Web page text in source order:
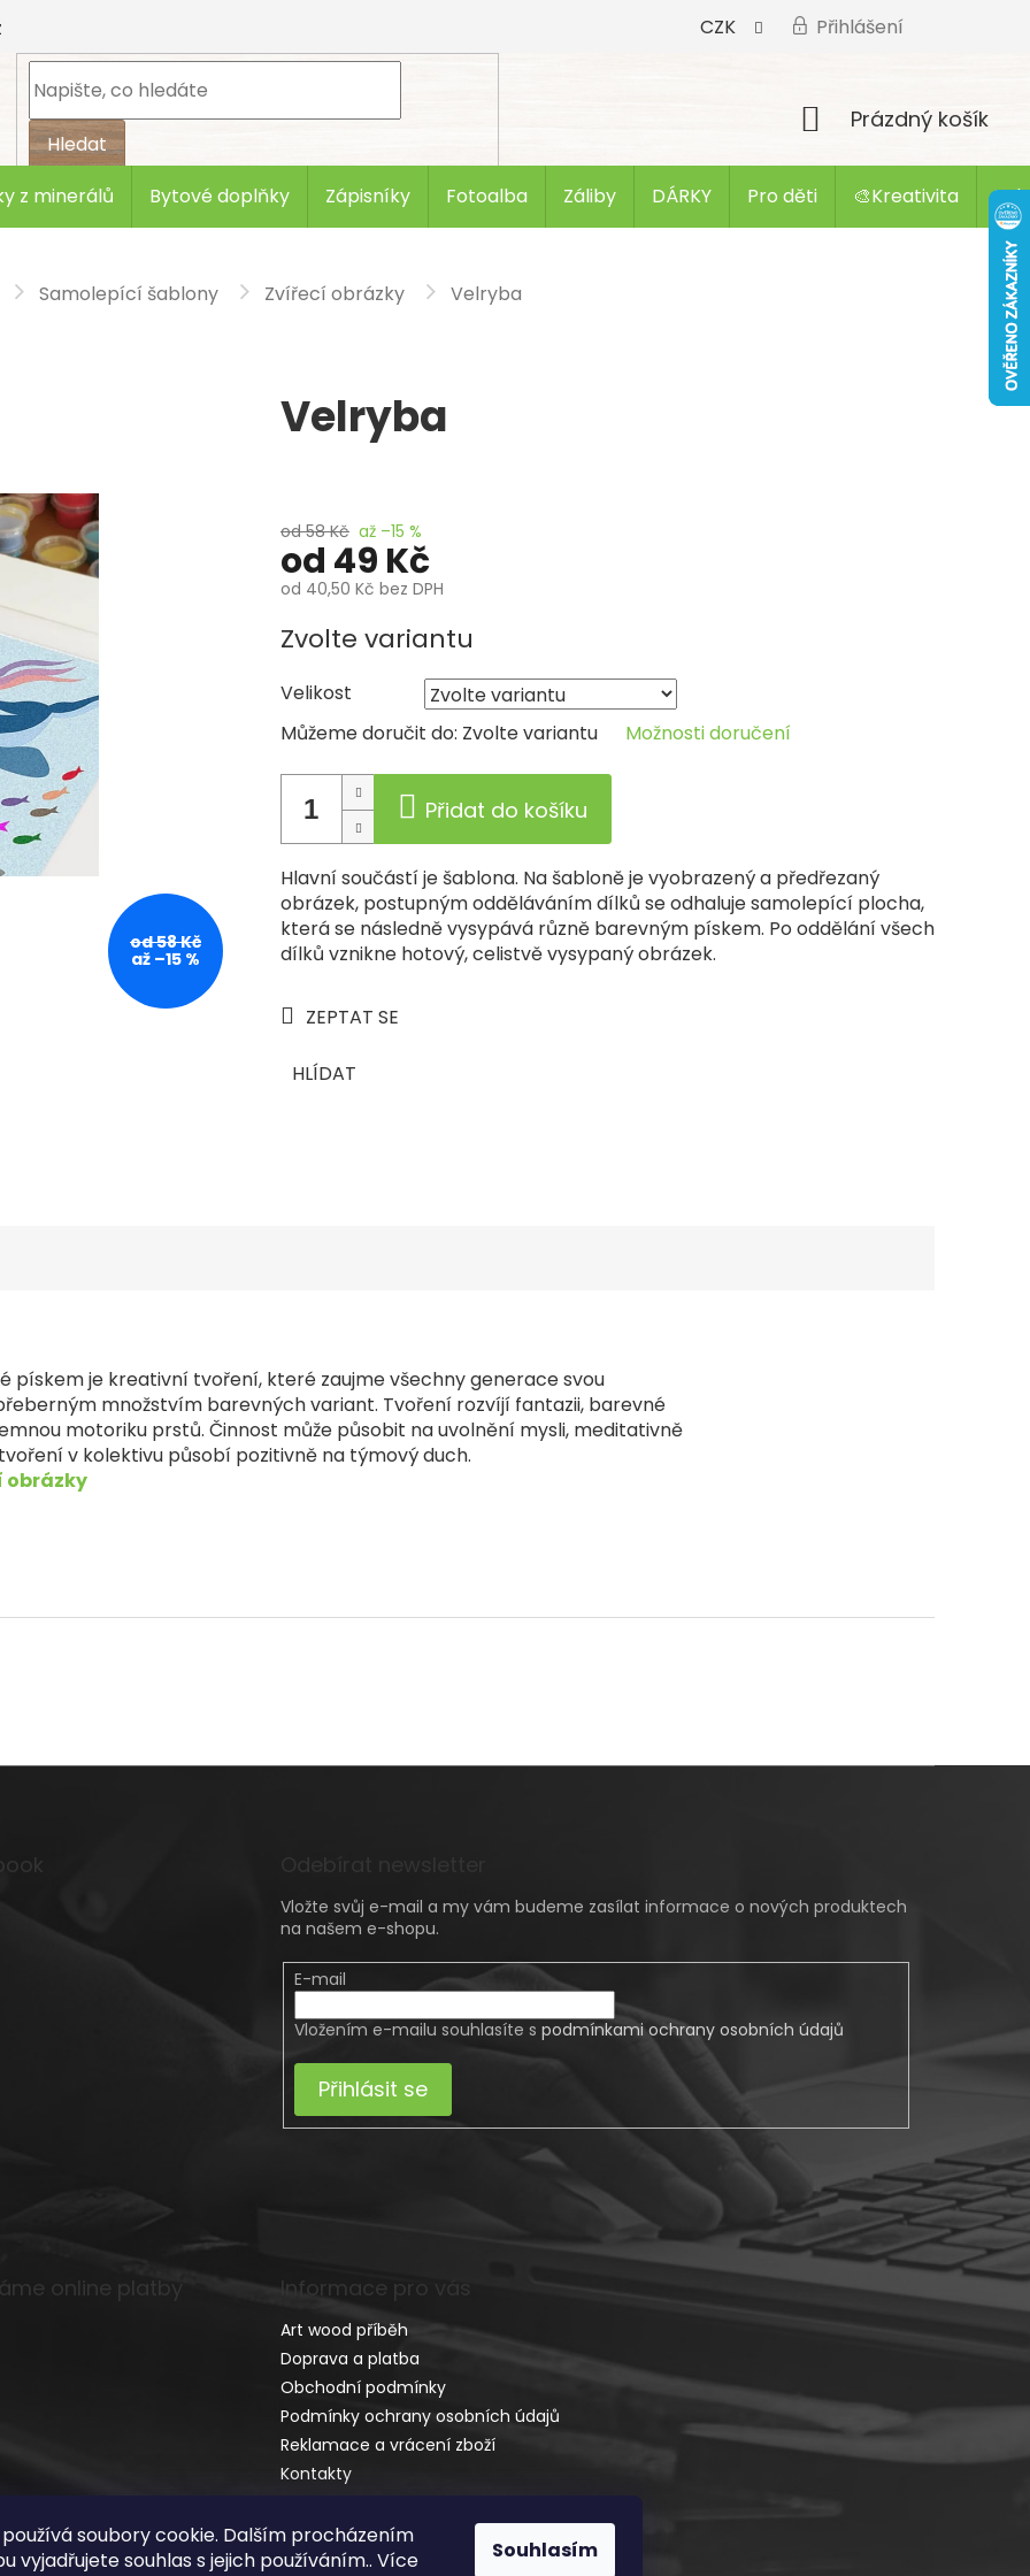
soubory cookie. Dalším procházením
vyjadřujete souhlas s jejich používáním.. Více
Souhlasím
CZK Přihlášení
Hledat
Nákupní
Prázdný košík
z minerálů Bytové doplňky Zápisníky Fotoalba Záliby DÁRKY Pro děti 🎨Kreativita
Samolepící šablony Zvířecí obrázky Velryba
Velryba
od 58 Kč
až –15 %
od 58 Kč až –15 %
od 49 Kč
od 40,50 Kč bez DPH
Měrná
cena:
Zvolte variantu
Velikost
Můžeme doručit do: Zvolte variantu Možnosti doručení
Přidat do košíku
Hlavní součástí je šablona. Na šabloně je vyobrazený a předřezaný
obrázek, postupným odděláváním dílků se odhaluje samolepící plocha,
která se následně vysypává různě barevným pískem. Po oddělání všech
dílků vznikne hotový, celistvě vysypaný obrázek.
ZEPTAT SE
HLÍDAT
pískem je kreativní tvoření, které zaujme všechny generace svou
množstvím barevných variant. Tvoření rozvíjí fantazii, barevné
motoriku prstů. Činnost může působit na uvolnění mysli, meditativně
v kolektivu působí pozitivně na týmový duch.
obrázky
Vložte svůj e-mail a my vám budeme zasílat informace o nových produktech
na našem e-shopu.
E-mail
Vložením e-mailu souhlasíte s podmínkami ochrany osobních údajů
Přihlásit se
online platby Informace pro vás
Art wood příběh
Doprava a platba
Obchodní podmínky
Podmínky ochrany osobních údajů
Reklamace a vrácení zboží
Kontakty